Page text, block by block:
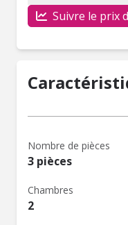
Suivre le prix
Nombre de pièces
3 pièces
Chambres
2